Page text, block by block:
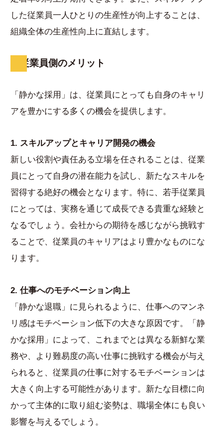
した従業員一人ひとりの生産性が向上することは、
組織全体の生産性向上に直結します。
従業員側のメリット
「静かな採用」は、従業員にとっても自身のキャリ
アを豊かにする多くの機会を提供します。
1. スキルアップとキャリア開発の機会
新しい役割や責任ある立場を任されることは、従業
員にとって自身の潜在能力を試し、新たなスキルを
習得する絶好の機会となります。特に、若手従業員
にとっては、実務を通じて成長できる貴重な経験と
なるでしょう。会社からの期待を感じながら挑戦す
ることで、従業員のキャリアはより豊かなものにな
ります。
2. 仕事へのモチベーション向上
「静かな退職」に見られるように、仕事へのマンネ
リ感はモチベーション低下の大きな原因です。「静
かな採用」によって、これまでとは異なる新鮮な業
務や、より難易度の高い仕事に挑戦する機会が与え
られると、従業員の仕事に対するモチベーションは
大きく向上する可能性があります。新たな目標に向
かって主体的に取り組む姿勢は、職場全体にも良い
影響を与えるでしょう。